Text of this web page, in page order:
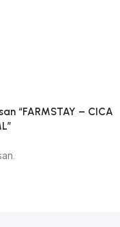
“FARMSTAY – CICA